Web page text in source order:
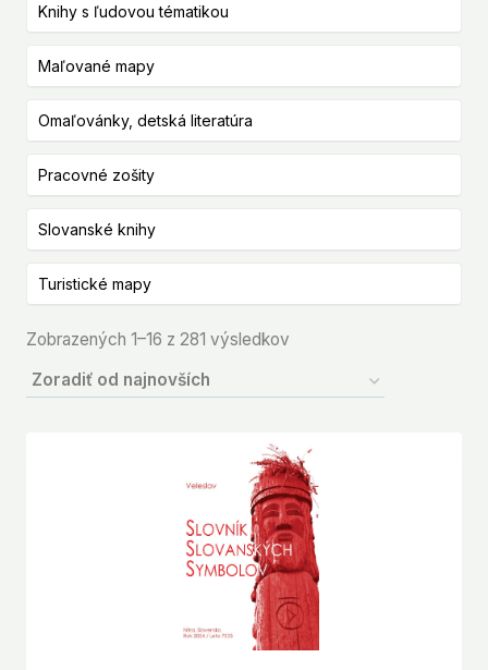
Knihy s ľudovou tématikou
Maľované mapy
Omaľovánky, detská literatúra
Pracovné zošity
Slovanské knihy
Turistické mapy
Zobrazených 1–16 z 281 výsledkov
najnovších